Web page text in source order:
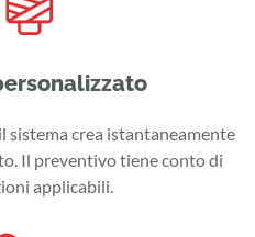
sistema crea istantaneamente
Il preventivo tiene conto di
applicabili.